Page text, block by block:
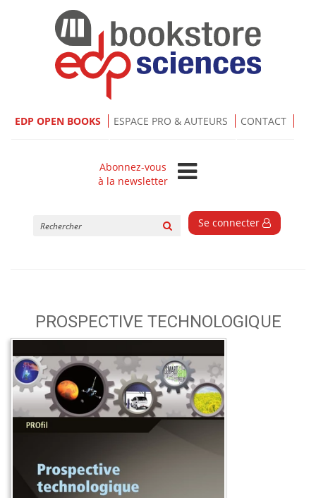
EDP OPEN BOOKS ESPACE PRO & AUTEURS CONTACT
Abonnez-vous
à la newsletter
Se connecter
PROSPECTIVE TECHNOLOGIQUE